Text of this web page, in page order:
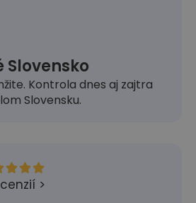
Slovensko
Kontrola dnes aj zajtra
Slovensku.

>